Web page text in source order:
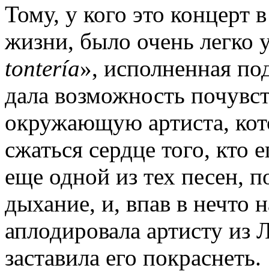
Тому, у кого это концерт
жизни, было очень легко
tontería», исполненная
дала возможность
окружающую артиста,
сжаться сердце того, кто
еще одной из тех песен,
дыхание, и, впав в нечто
аплодировала артисту из
заставила его покраснеть.